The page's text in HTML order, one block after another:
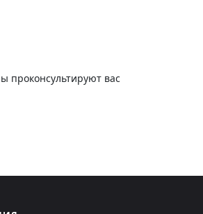
проконсультируют вас